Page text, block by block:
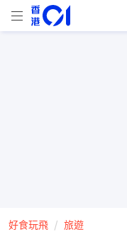
好食玩飛 旅遊